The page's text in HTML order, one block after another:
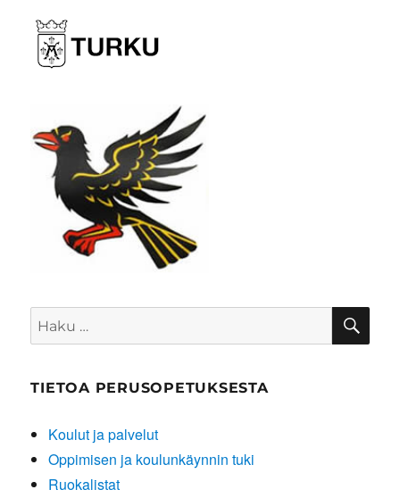
Etsi:
TIETOA PERUSOPETUKSESTA
Koulut ja palvelut
Oppimisen ja koulunkäynnin tuki
Ruokalistat